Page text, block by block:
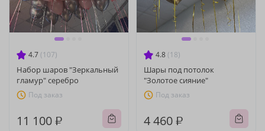
4.7 (107)
Набор шаров "Зеркальный
гламур" серебро
Под заказ
11 100 ₽
4.8 (18)
Шары под потолок
"Золотое сияние"
Под заказ
4 460 ₽